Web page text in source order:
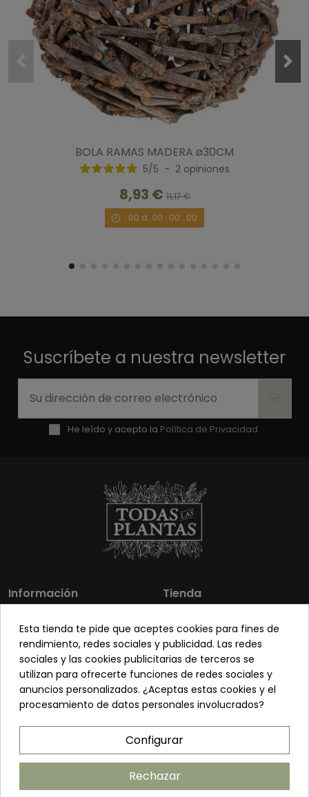
BOLA RAMAS MADERA ø30CM
5/5 - 2 opiniones
8,93 €11,17 €
00 d. 00 : 00 : 00
Suscríbete a nuestra newsletter
He leído y acepto la Política de Privacidad.
Información
Los más vendidos
Sobre nosotros
Pon tu planta guapa
Preguntas frecuentes
Tienda
Mi cuenta
Contacto
Envíos y Devoluciones
Venta a profesionales
Términos y condiciones
Política de cookies
Esta tienda te pide que aceptes cookies para fines de
rendimiento, redes sociales y publicidad. Las redes
sociales y las cookies publicitarias de terceros se
utilizan para ofrecerte funciones de redes sociales y
anuncios personalizados. ¿Aceptas estas cookies y el
procesamiento de datos personales involucrados?
Configurar
Rechazar